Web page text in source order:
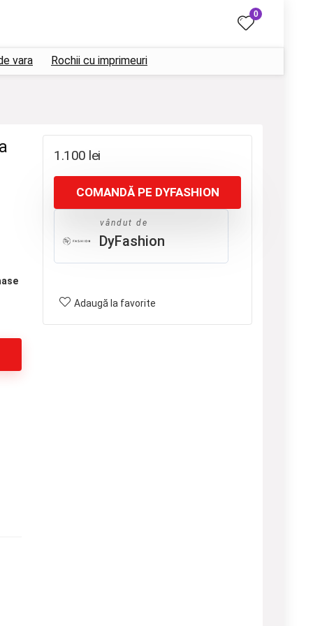
0
vara Rochii cu imprimeuri
1.100 lei
COMANDĂ PE DYFASHION
vândut de
DyFashion
Adaugă la favorite